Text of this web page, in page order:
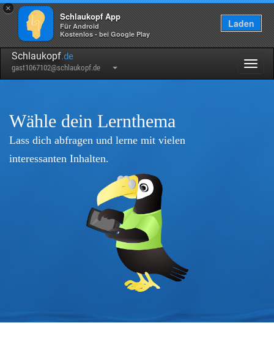
×
Schlaukopf App
Für Android
Kostenlos - bei Google Play
Laden
Schlaukopf.de
gast1067102@schlaukopf.de
Wähle dein Lernthema
Lass dich abfragen und lerne mit vielen
interessanten Inhalten.